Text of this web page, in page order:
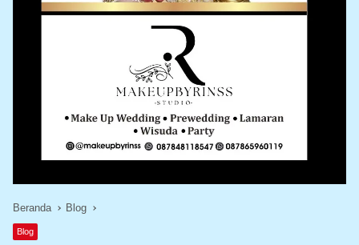
Beranda Blog
Blog